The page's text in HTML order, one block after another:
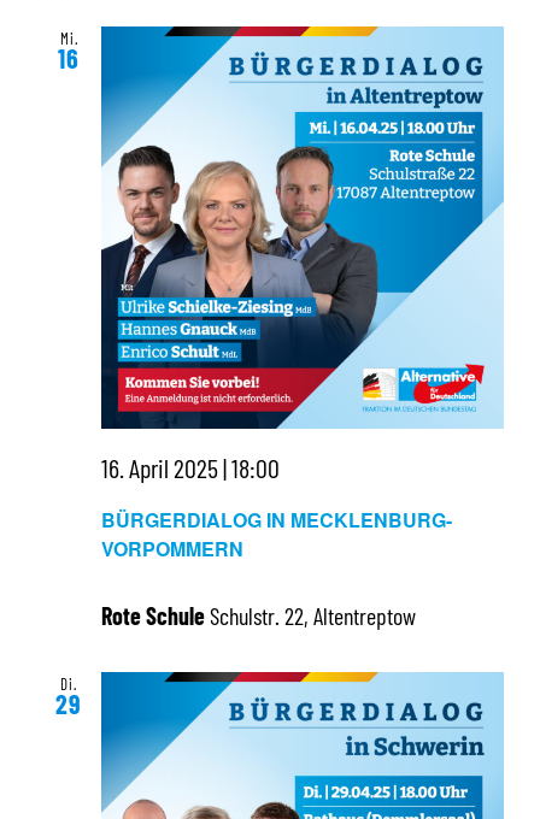
Mi.
16
BÜRGERDIALOG IN MECKLENBURG-
VORPOMMERN
16. April 2025 | 18:00
Rote SchuleSchulstr. 22, Altentreptow
Di.
29